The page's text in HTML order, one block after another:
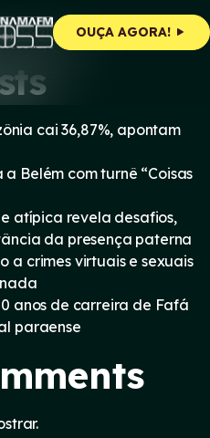
OUÇA AGORA!
Pesquisar
cai 36,87%, apontam
Belém com turnê “Coisas
atípica revela desafios,
da presença paterna
a crimes virtuais e sexuais
anos de carreira de Fafá
paraense